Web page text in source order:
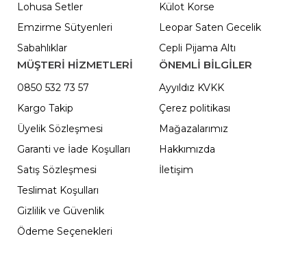
Lohusa Setler
Emzirme Sütyenleri
Sabahlıklar
Külot Korse
Leopar Saten Gecelik
Cepli Pijama Altı
MÜŞTERİ HİZMETLERİ
0850 532 73 57
Kargo Takip
Üyelik Sözleşmesi
Garanti ve İade Koşulları
Satış Sözleşmesi
Teslimat Koşulları
Gizlilik ve Güvenlik
Ödeme Seçenekleri
ÖNEMLI BILGILER
Ayyıldız KVKK
Çerez politikası
Mağazalarımız
Hakkımızda
İletişim